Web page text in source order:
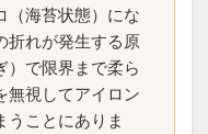
（海苔状態）にな
折れが発生する原
）で限界まで柔ら
無視してアイロン
うことにありま
闇
公式LINE
再生毛の縮毛矯正
敗
前髪の縮毛矯正
敗
医療